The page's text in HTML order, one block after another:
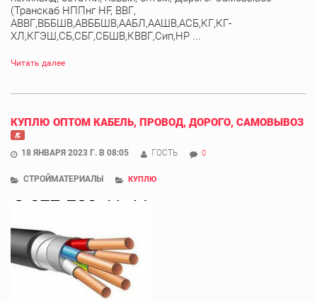
(Транскаб НППнг HF, ВВГ,
АВВГ,ВББШВ,АВББШВ,ААБЛ,ААШВ,АСБ,КГ,КГ-
ХЛ,КГЭШ,СБ,СБГ,СБШВ,КВВГ,Сип,НР ...
Читать далее
КУПЛЮ ОПТОМ КАБЕЛЬ, ПРОВОД, ДОРОГО, САМОВЫВОЗ
18 ЯНВАРЯ 2023 Г. В 08:05 ГОСТЬ 0
СТРОЙМАТЕРИАЛЫ КУПЛЮ